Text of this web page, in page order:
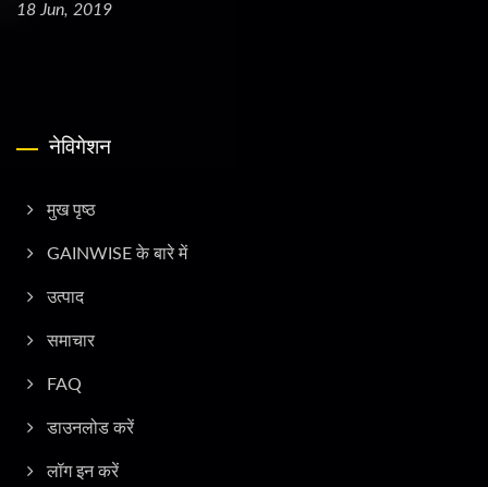
18 Jun, 2019
नेविगेशन
मुख पृष्ठ
GAINWISE के बारे में
उत्पाद
समाचार
FAQ
डाउनलोड करें
लॉग इन करें